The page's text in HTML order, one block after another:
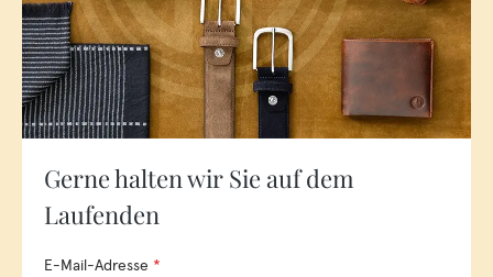
Gerne halten wir Sie auf dem
Laufenden
E-Mail-Adresse *